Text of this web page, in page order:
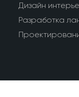
Дизайн
Разработка